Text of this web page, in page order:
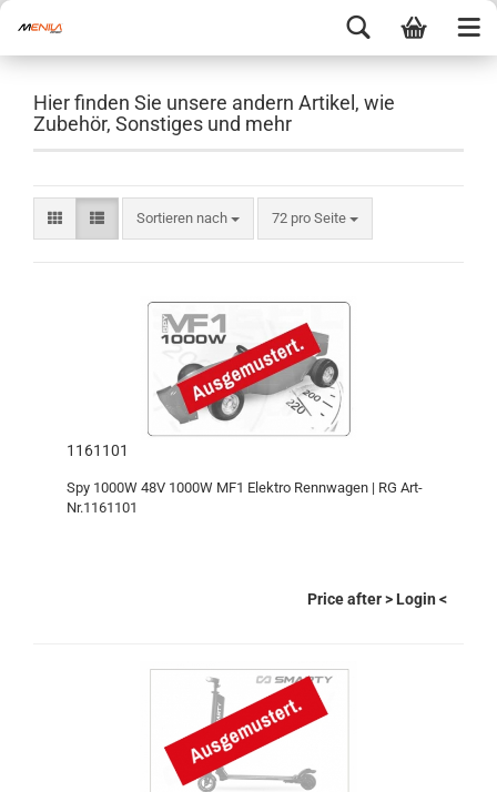
Hier finden Sie unsere andern Artikel, wie
Zubehör, Sonstiges und mehr
Sortieren nach 72 pro Seite
1161101
Spy 1000W 48V 1000W MF1 Elektro Rennwagen | RG Art-
Nr.1161101
Price after> Login <